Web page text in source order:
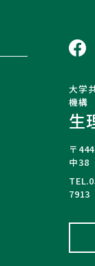
大学
機構
生
〒
中38
7913